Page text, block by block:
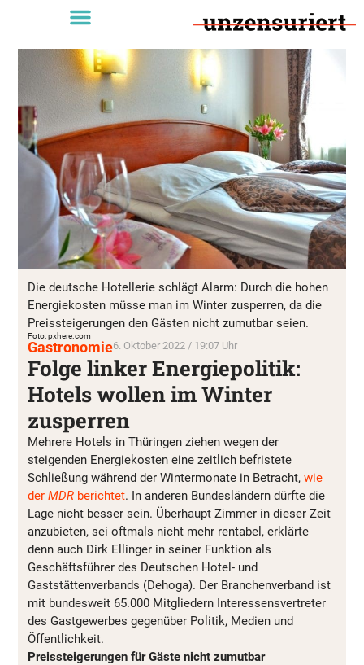
Die deutsche Hotellerie schlägt Alarm: Durch die hohen
Energiekosten müsse man im Winter zusperren, da die
Preissteigerungen den Gästen nicht zumutbar seien.
Foto: pxhere.com
Gastronomie6. Oktober 2022 / 19:07 Uhr
Folge linker Energiepolitik:
Hotels wollen im Winter
zusperren
Mehrere Hotels in Thüringen ziehen wegen der
steigenden Energiekosten eine zeitlich befristete
Schließung während der Wintermonate in Betracht, wie
der MDR berichtet. In anderen Bundesländern dürfte die
Lage nicht besser sein. Überhaupt Zimmer in dieser Zeit
anzubieten, sei oftmals nicht mehr rentabel, erklärte
denn auch Dirk Ellinger in seiner Funktion als
Geschäftsführer des Deutschen Hotel- und
Gaststättenverbands (Dehoga). Der Branchenverband ist
mit bundesweit 65.000 Mitgliedern Interessensvertreter
des Gastgewerbes gegenüber Politik, Medien und
Öffentlichkeit.
Preissteigerungen für Gäste nicht zumutbar